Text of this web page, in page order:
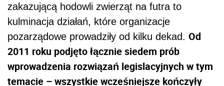
zakazującą hodowli zwierząt na futra to
kulminacja działań, które organizacje
pozarządowe prowadziły od kilku dekad. Od
2011 roku podjęto łącznie siedem prób
wprowadzenia rozwiązań legislacyjnych w tym
temacie – wszystkie wcześniejsze kończyły